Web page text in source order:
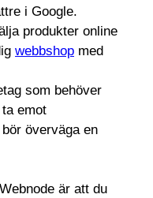
i Google.
produkter online
webbshop med
som behöver
emot
överväga en
är att du